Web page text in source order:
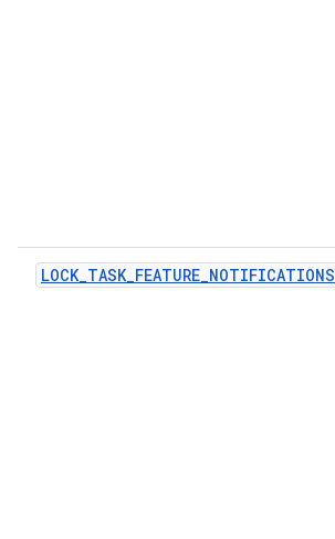
LOCK_TASK_FEATURE_NOTIFICATIONS